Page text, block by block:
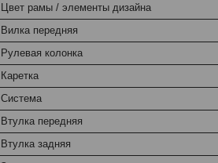
Цвет рамы / элементы дизайна
Вилка передняя
Рулевая колонка
Каретка
Система
Втулка передняя
Втулка задняя